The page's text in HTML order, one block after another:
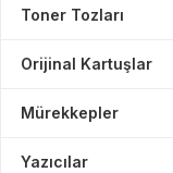
Toner Tozları
Orijinal Kartuşlar
Mürekkepler
Yazıcılar